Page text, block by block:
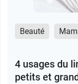
Beauté
4 usages du
petits et